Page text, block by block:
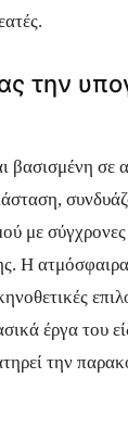
την
βασισμένη σε
με
Η
έργα του
την